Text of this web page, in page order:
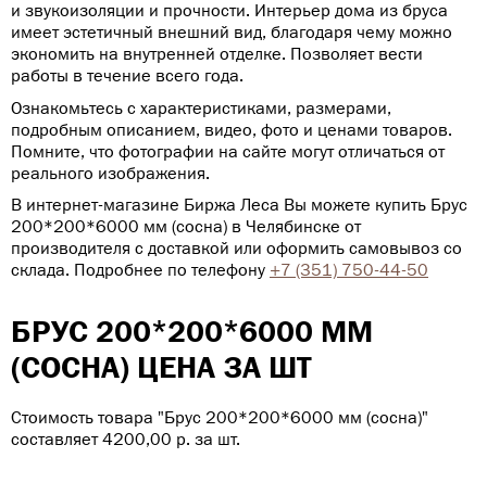
и звукоизоляции и прочности. Интерьер дома из бруса
имеет эстетичный внешний вид, благодаря чему можно
экономить на внутренней отделке. Позволяет вести
работы в течение всего года.
Ознакомьтесь с характеристиками, размерами,
подробным описанием, видео, фото и ценами товаров.
Помните, что фотографии на сайте могут отличаться от
реального изображения.
В интернет-магазине Биржа Леса Вы можете купить Брус
200*200*6000 мм (сосна) в Челябинске от
производителя с доставкой или оформить самовывоз со
склада. Подробнее по телефону +7 (351) 750-44-50
БРУС 200*200*6000 ММ
(СОСНА) ЦЕНА ЗА ШТ
Стоимость товара "Брус 200*200*6000 мм (сосна)"
составляет4200,00 р. за шт.